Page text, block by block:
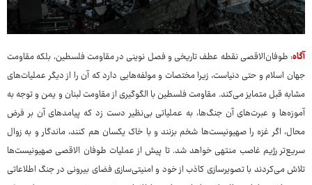
آگاه: طوفان‌الاقصی نقطه عطف تاریخی و فصل نوینی در مقاومت فلسطین، بلکه مقاومت
جهان اسلام و حتی دنیاست، زیرا مختصات و مولفه‌هایی دارد که آن را از دیگر عملیات‌های
مشابه قبل متمایز می‌کند. مقاومت فلسطین با الگوگیری از مقاومت لبنان و یمن و توجه به
آموزه‌ها و عبرت‌های آن جنگ‌ها، به عملیاتی بی‌نظیر دست زد که پیامدهای آن بر فرض
محال، اگر غزه را صهیونیست‌ها شخم بزنند و با خاک یکسان هم کنند، ماندگار و به زوال
سریع‌تر رژیم غاصب منتهی خواهد شد. تا پیش از عملیات طوفان الاقصی صهیونیست‌ها
تلاش می‌کردند با تصویرسازی کاذب از خود و امنیتی‌سازی فضای بیرونی در جنگ اطلاعاتی